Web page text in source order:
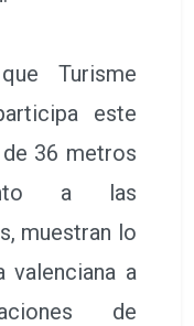
Turisme
este
36 metros
a las
muestran lo
valenciana a
de